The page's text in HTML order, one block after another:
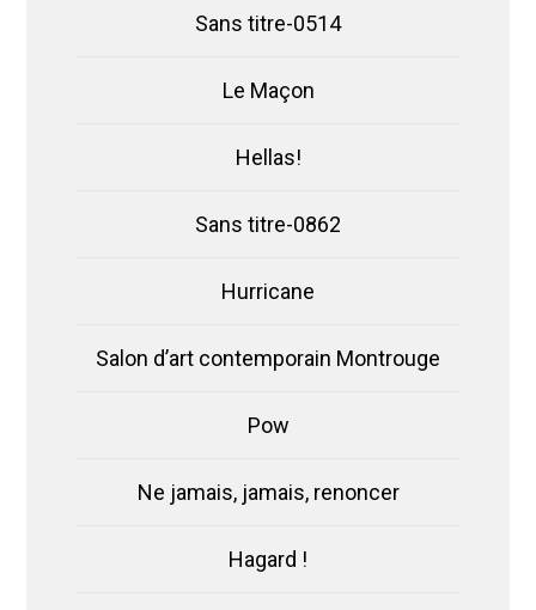
Sans titre-0514
Le Maçon
Hellas!
Sans titre-0862
Hurricane
Salon d’art contemporain Montrouge
Pow
Ne jamais, jamais, renoncer
Hagard !